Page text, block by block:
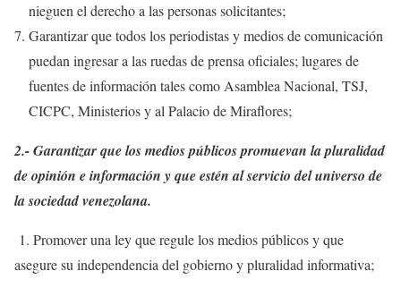
nieguen el derecho a las personas solicitantes;
Garantizar que todos los periodistas y medios de comunicación
puedan ingresar a las ruedas de prensa oficiales; lugares de
fuentes de información tales como Asamblea Nacional, TSJ,
CICPC, Ministerios y al Palacio de Miraflores;
2.- Garantizar que los medios públicos promuevan la pluralidad
de opinión e información y que estén al servicio del universo de
la sociedad venezolana.
1. Promover una ley que regule los medios públicos y que
asegure su independencia del gobierno y pluralidad informativa;